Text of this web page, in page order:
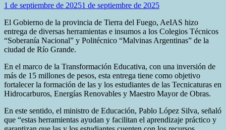
1 de septiembre de 20251 de septiembre de 2025
El Gobierno de la provincia de Tierra del Fuego, AeIAS hizo
entrega de diversas herramientas e insumos a los Colegios Técnicos
“Soberanía Nacional” y Politécnico “Malvinas Argentinas” de la
ciudad de Río Grande.
En el marco de la Transformación Educativa, con una inversión de
más de 15 millones de pesos, esta entrega tiene como objetivo
fortalecer la formación de las y los estudiantes de las Tecnicaturas en
Hidrocarburos, Energías Renovables y Maestro Mayor de Obras.
En este sentido, el ministro de Educación, Pablo López Silva, señaló
que “estas herramientas ayudan y facilitan el aprendizaje práctico y